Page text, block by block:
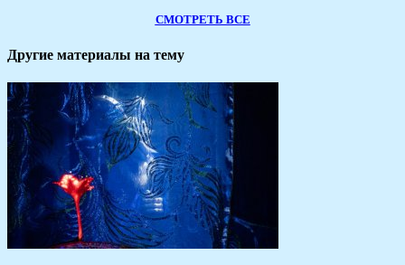
СМОТРЕТЬ ВСЕ
Другие материалы на тему